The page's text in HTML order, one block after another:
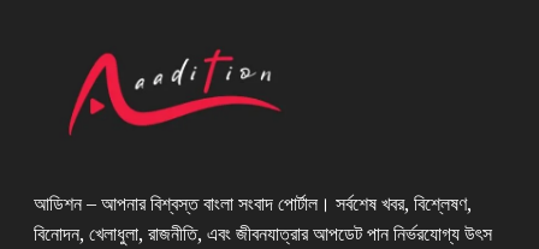
আডিশন – আপনার বিশ্বস্ত বাংলা সংবাদ পোর্টাল। সর্বশেষ খবর, বিশ্লেষণ,
বিনোদন, খেলাধুলা, রাজনীতি, এবং জীবনযাত্রার আপডেট পান নির্ভরযোগ্য উৎস